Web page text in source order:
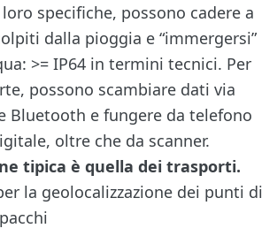
specifiche, possono cadere a
dalla pioggia e “immergersi”
>= IP64 in termini tecnici. Per
possono scambiare dati via
Bluetooth e fungere da telefono
oltre che da scanner.
tipica è quella dei trasporti.
la geolocalizzazione dei punti di